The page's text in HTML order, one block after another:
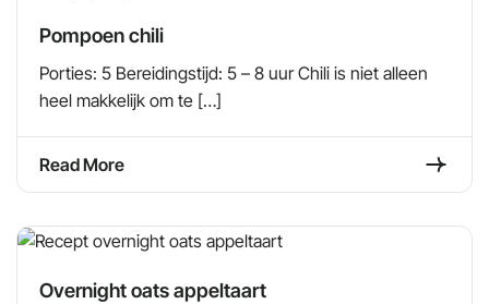
Pompoen chili
Porties: 5 Bereidingstijd: 5 – 8 uur Chili is niet alleen
heel makkelijk om te […]
Read More
Overnight oats appeltaart